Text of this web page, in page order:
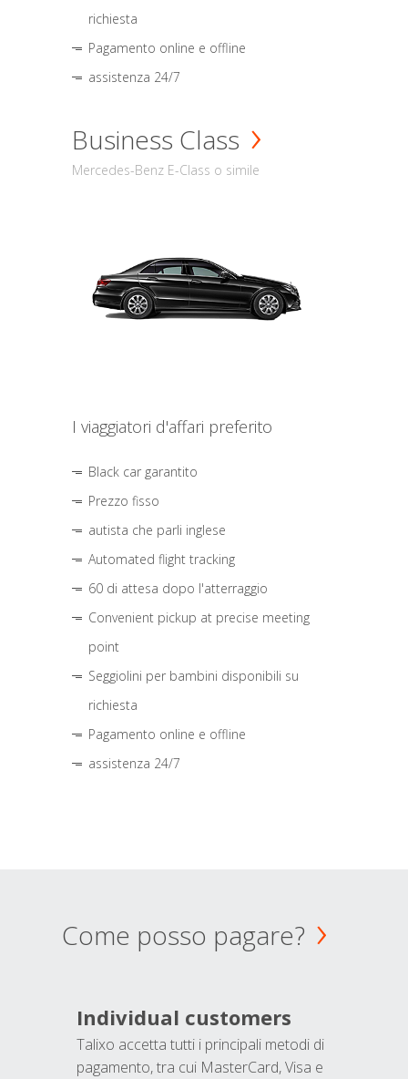
richiesta
Pagamento online e offline
assistenza 24/7
Business Class
Mercedes-Benz E-Class o simile
I viaggiatori d'affari preferito
Black car garantito
Prezzo fisso
autista che parli inglese
Automated flight tracking
60 di attesa dopo l'atterraggio
Convenient pickup at precise meeting
point
Seggiolini per bambini disponibili su
richiesta
Pagamento online e offline
assistenza 24/7
Come posso pagare?
Individual customers
Talixo accetta tutti i principali metodi di
pagamento, tra cui MasterCard, Visa e